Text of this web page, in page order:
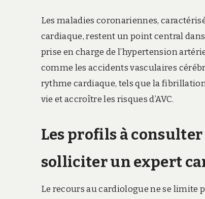
Les maladies coronariennes,
cardiaque, restent un point central
prise en charge de l’hypertension
comme les accidents vasculaires
rythme cardiaque, tels que la
vie et accroître les risques d’AVC.
Les profils à
solliciter un expert
Le recours au cardiologue ne se limite